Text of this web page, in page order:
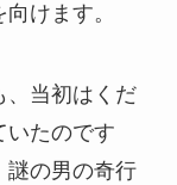
けます。
、当初はくだ
いたのです
謎の男の奇行